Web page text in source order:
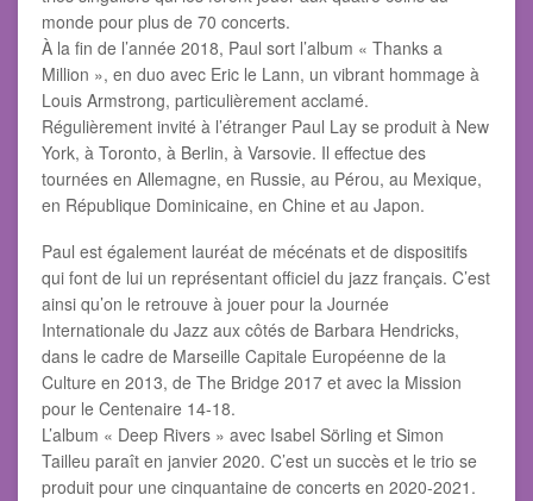
monde pour plus de 70 concerts.
À la fin de l’année 2018, Paul sort l’album « Thanks a
Million », en duo avec Eric le Lann, un vibrant hommage à
Louis Armstrong, particulièrement acclamé.
Régulièrement invité à l’étranger Paul Lay se produit à New
York, à Toronto, à Berlin, à Varsovie. Il effectue des
tournées en Allemagne, en Russie, au Pérou, au Mexique,
en République Dominicaine, en Chine et au Japon.
Paul est également lauréat de mécénats et de dispositifs
qui font de lui un représentant officiel du jazz français. C’est
ainsi qu’on le retrouve à jouer pour la Journée
Internationale du Jazz aux côtés de Barbara Hendricks,
dans le cadre de Marseille Capitale Européenne de la
Culture en 2013, de The Bridge 2017 et avec la Mission
pour le Centenaire 14-18.
L’album « Deep Rivers » avec Isabel Sörling et Simon
Tailleu paraît en janvier 2020. C’est un succès et le trio se
produit pour une cinquantaine de concerts en 2020-2021.